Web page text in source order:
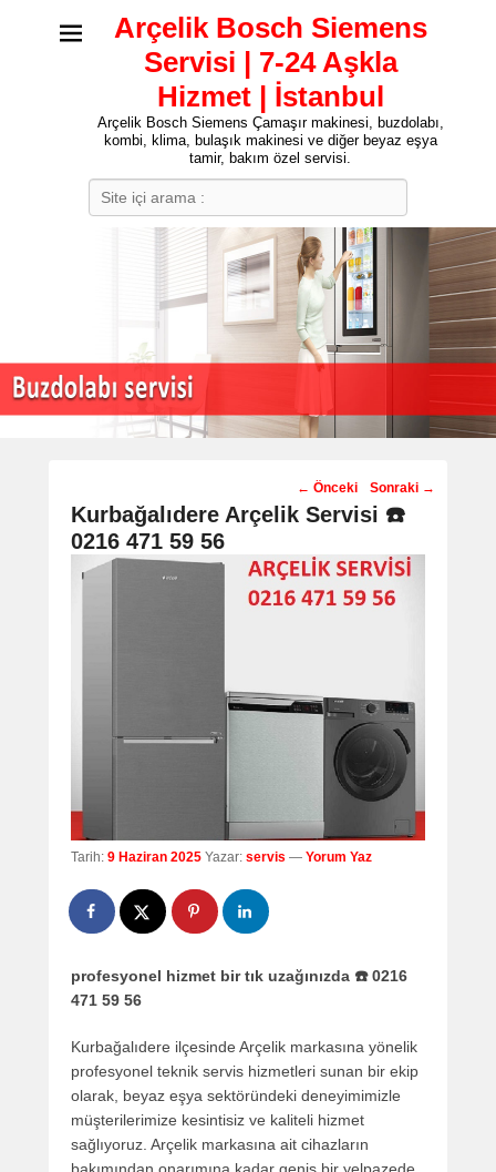
Arçelik Bosch Siemens
Servisi | 7-24 Aşkla
Hizmet | İstanbul
Arçelik Bosch Siemens Çamaşır makinesi, buzdolabı,
kombi, klima, bulaşık makinesi ve diğer beyaz eşya
tamir, bakım özel servisi.
Post
navigation
← Önceki Sonraki →
Kurbağalıdere Arçelik Servisi ☎️
0216 471 59 56
Tarih: 9 Haziran 2025 Yazar: servis — Yorum Yaz
profesyonel hizmet bir tık uzağınızda ☎️ 0216
471 59 56
Kurbağalıdere ilçesinde Arçelik markasına yönelik
profesyonel teknik servis hizmetleri sunan bir ekip
olarak, beyaz eşya sektöründeki deneyimimizle
müşterilerimize kesintisiz ve kaliteli hizmet
sağlıyoruz. Arçelik markasına ait cihazların